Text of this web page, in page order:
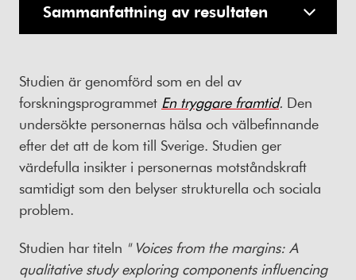
Sammanfattning av resultaten
Studien är genomförd som en del av
forskningsprogrammet En tryggare framtid. Den
undersökte personernas hälsa och välbefinnande
efter det att de kom till Sverige. Studien ger
värdefulla insikter i personernas motståndskraft
samtidigt som den belyser strukturella och sociala
problem.
Studien har titeln " Voices from the margins: A
qualitative study exploring components influencing